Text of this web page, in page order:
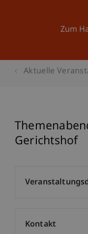
Zum
Aktuelle
Gerichtshof
Kontakt